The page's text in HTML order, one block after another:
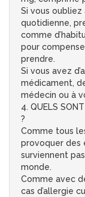
Si vous
quotidienne,
comme
pour
prendre.
Si vous avez
médicament,
médecin ou à
4. QUELS
?
Comme tous
provoquer des
surviennent
monde.
Comme avec
cas d’allergie